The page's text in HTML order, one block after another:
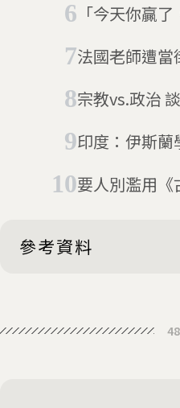
「今天你贏了，法
法國老師遭當街斬首 課
宗教vs.政治
印度：伊斯蘭
要人別濫用《
參考資料
in France